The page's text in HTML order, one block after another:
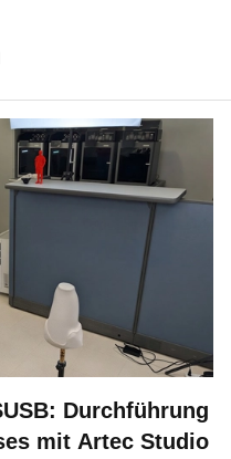
Durchführung
mit Artec Studio